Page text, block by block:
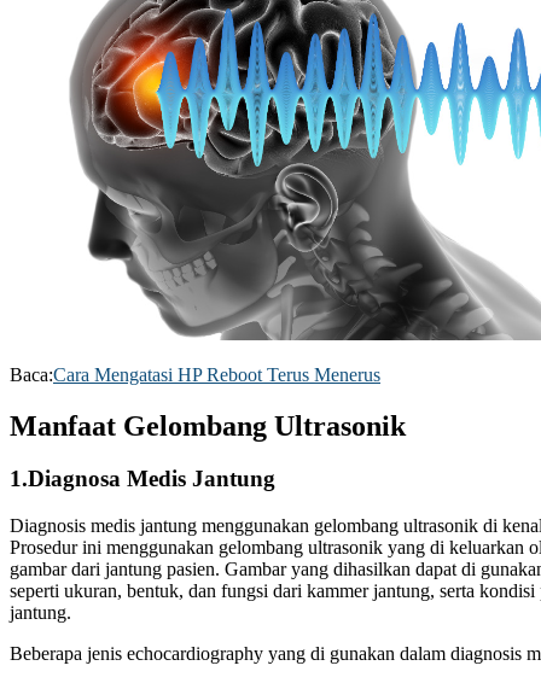
Baca:Cara Mengatasi HP Reboot Terus Menerus
Manfaat Gelombang Ultrasonik
1.Diagnosa Medis Jantung
Diagnosis medis jantung menggunakan gelombang ultrasonik di
Prosedur ini menggunakan gelombang ultrasonik yang di keluarkan
gambar dari jantung pasien. Gambar yang dihasilkan dapat di
seperti ukuran, bentuk, dan fungsi dari kammer jantung, serta
jantung.
Beberapa jenis echocardiography yang di gunakan dalam diagnosis